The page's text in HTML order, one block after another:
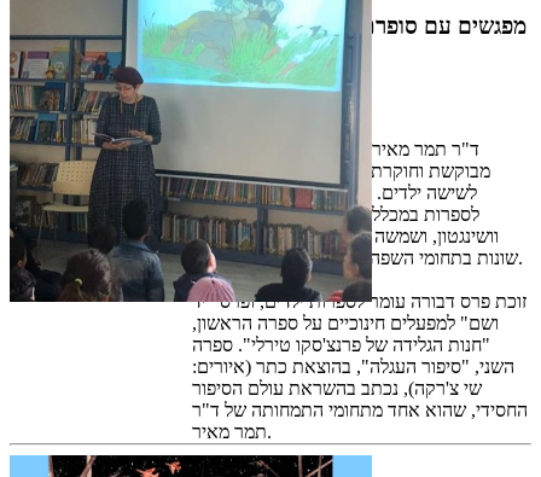
מפגשים עם סופרת ומשוררת ד"ר תמר
מאיר
מאושר בסל תרבות ארצי א-ו
ד"ר תמר מאיר היא סופרת ילדים, מרצה
מבוקשת וחוקרת ספרות, אשת חינוך, ואם
לשישה ילדים. היא משמשת כראש החוג
לספרות במכללה להכשרת מורים בגבעת
וושינגטון, ושמשה כיועצת אקדמית לוועדות
שונות בתחומי השפה והספרות במשרד החינוך.
זוכת פרס דבורה עומר לספרות ילדים, ופרס "יד
ושם" למפעלים חינוכיים על ספרה הראשון,
"חנות הגלידה של פרנצ'סקו טירלי". ספרה
השני, "סיפור העגלה", בהוצאת כתר (איורים:
שי צ'רקה), נכתב בהשראת עולם הסיפור
החסידי, שהוא אחד מתחומי התמחותה של ד"ר
תמר מאיר.